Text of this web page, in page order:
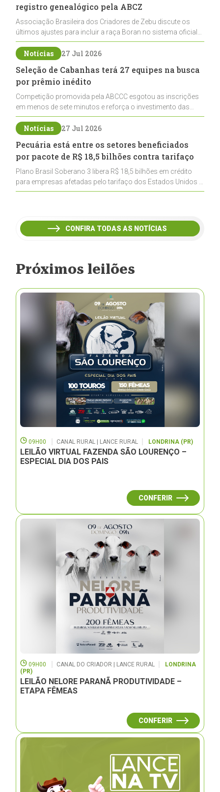
registro genealógico pela ABCZ
Associação Brasileira dos Criadores de Zebu discute os
últimos ajustes para incluir a raça Boran no sistema oficial
de registros, abrindo caminho para sua expansão na
pecuária nacional
Notícias 27 Jul 2026
Seleção de Cabanhas terá 27 equipes na busca
por prêmio inédito
Competição promovida pela ABCCC esgotou as inscrições
em menos de sete minutos e reforça o investimento das
cabanhas na seleção genética de Cavalos Crioulos voltados
ao laço
Notícias 27 Jul 2026
Pecuária está entre os setores beneficiados
por pacote de R$ 18,5 bilhões contra tarifaço
Plano Brasil Soberano 3 libera R$ 18,5 bilhões em crédito
para empresas afetadas pelo tarifaço dos Estados Unidos e
inclui a pecuária entre os setores estratégicos
CONFIRA TODAS AS NOTÍCIAS
Próximos leilões
09H00 CANAL RURAL | LANCE RURAL LONDRINA (PR)
LEILÃO VIRTUAL FAZENDA SÃO LOURENÇO –
ESPECIAL DIA DOS PAIS
CONFERIR
09H00 CANAL DO CRIADOR | LANCE RURAL
LONDRINA
(PR)
LEILÃO NELORE PARANÃ PRODUTIVIDADE –
ETAPA FÊMEAS
CONFERIR